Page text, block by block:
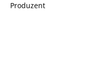
Produzent